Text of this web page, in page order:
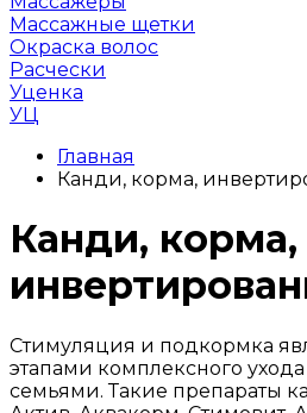
Массажные щетки
Окраска волос
Расчески
Уценка
УЦ
Главная
Канди, корма,
Канди, корма,
Стимуляция и подкормка
этапами комплексного
семьями. Такие препараты